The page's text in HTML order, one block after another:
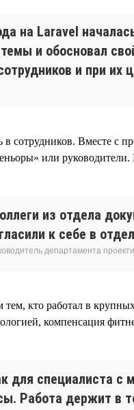
на Laravel
и обосновал
и при их
в сотрудников. Вместе с
или
из отдела
к себе в
департамента
кто работал в
компенсация
для специалиста
Работа держит в